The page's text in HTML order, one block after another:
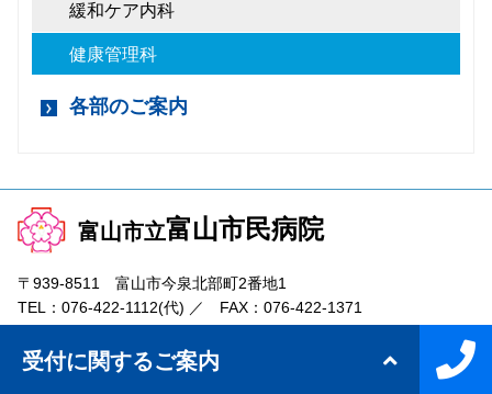
緩和ケア内科
健康管理科
各部のご案内
受付に関するご案内
富山市立富山市民病院
〒939-8511 富山市今泉北部町2番地1
TEL： 076-422-1112(代) ／ FAX： 076-422-1371
Copyright © 2019 Toyama City Hospital All Right Reserved.